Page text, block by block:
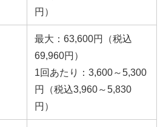
円）
最大：63,600円（税込
69,960円）
1回あたり：3,600～5,300
円（税込3,960～5,830
円）